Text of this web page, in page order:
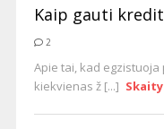
Kaip gauti
2
Apie tai, kad
kiekvienas ž [...]